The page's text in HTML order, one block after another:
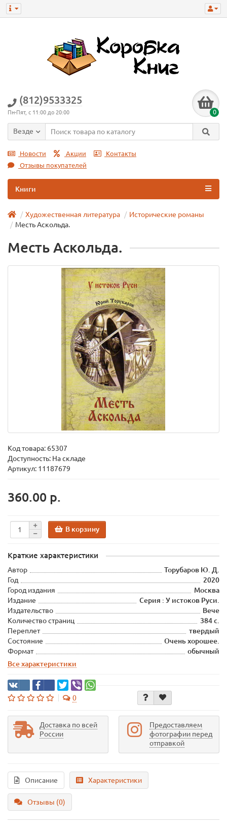
(812)9533325
Пн-Пят, с 11:00 до 20:00 0
Везде
Новости Акции
Контакты
Отзывы покупателей
Книги
Художественная литература
Исторические романы
Месть Аскольда.
Месть Аскольда.
Код товара: 65307
Доступность: На складе
Артикул: 11187679
360.00 р.
В корзину
Краткие характеристики
Автор
Торубаров Ю. Д.
Год
2020
Город издания
Москва
Издание
Серия : У истоков Руси.
Издательство
Вече
Количество страниц
384 c.
Переплет
твердый
Состояние
Очень хорошее.
Формат
обычный
Все характеристики
0
Доставка по всей
России
Предоставляем
фотографии перед
отправкой
Описание Характеристики
Отзывы (0)